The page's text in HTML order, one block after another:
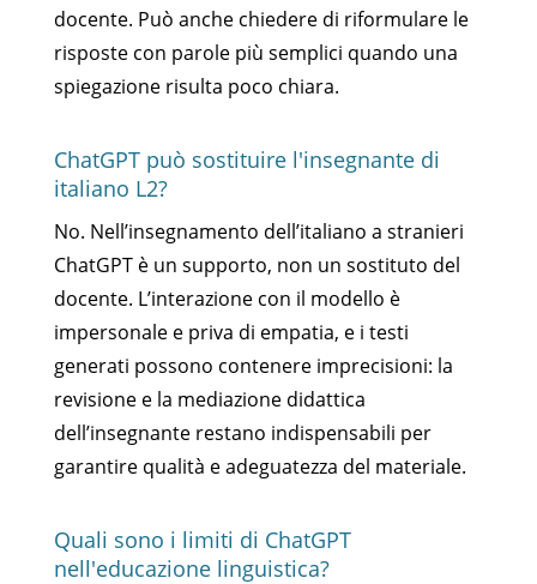
docente. Può anche chiedere di riformulare le
risposte con parole più semplici quando una
spiegazione risulta poco chiara.
ChatGPT può sostituire l'insegnante di
italiano L2?
No. Nell’insegnamento dell’italiano a stranieri
ChatGPT è un supporto, non un sostituto del
docente. L’interazione con il modello è
impersonale e priva di empatia, e i testi
generati possono contenere imprecisioni: la
revisione e la mediazione didattica
dell’insegnante restano indispensabili per
garantire qualità e adeguatezza del materiale.
Quali sono i limiti di ChatGPT
nell'educazione linguistica?